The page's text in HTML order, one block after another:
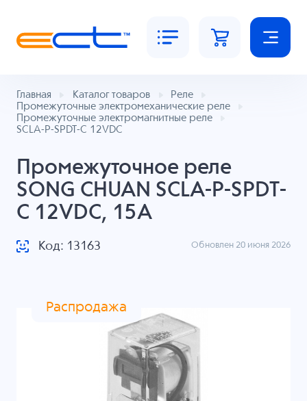
Главная Каталог товаров
Реле
Промежуточные электромеханические реле
Промежуточные электромагнитные реле
SCLA-P-SPDT-C 12VDC
Промежуточное реле
SONG CHUAN SCLA-P-SPDT-
C 12VDC, 15A
Код: 13163 Обновлен 20 июня 2026
Распродажа